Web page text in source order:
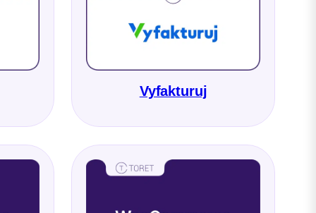
Vyfakturuj